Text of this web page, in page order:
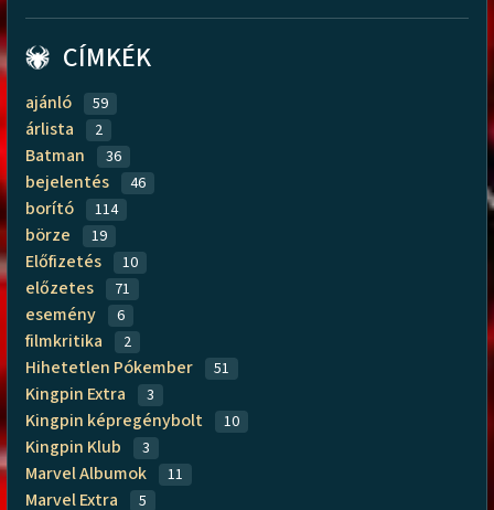
CÍMKÉK
ajánló 59
árlista 2
Batman 36
bejelentés 46
borító 114
börze 19
Előfizetés 10
előzetes 71
esemény 6
filmkritika 2
Hihetetlen Pókember 51
Kingpin Extra 3
Kingpin képregénybolt 10
Kingpin Klub 3
Marvel Albumok 11
Marvel Extra 5